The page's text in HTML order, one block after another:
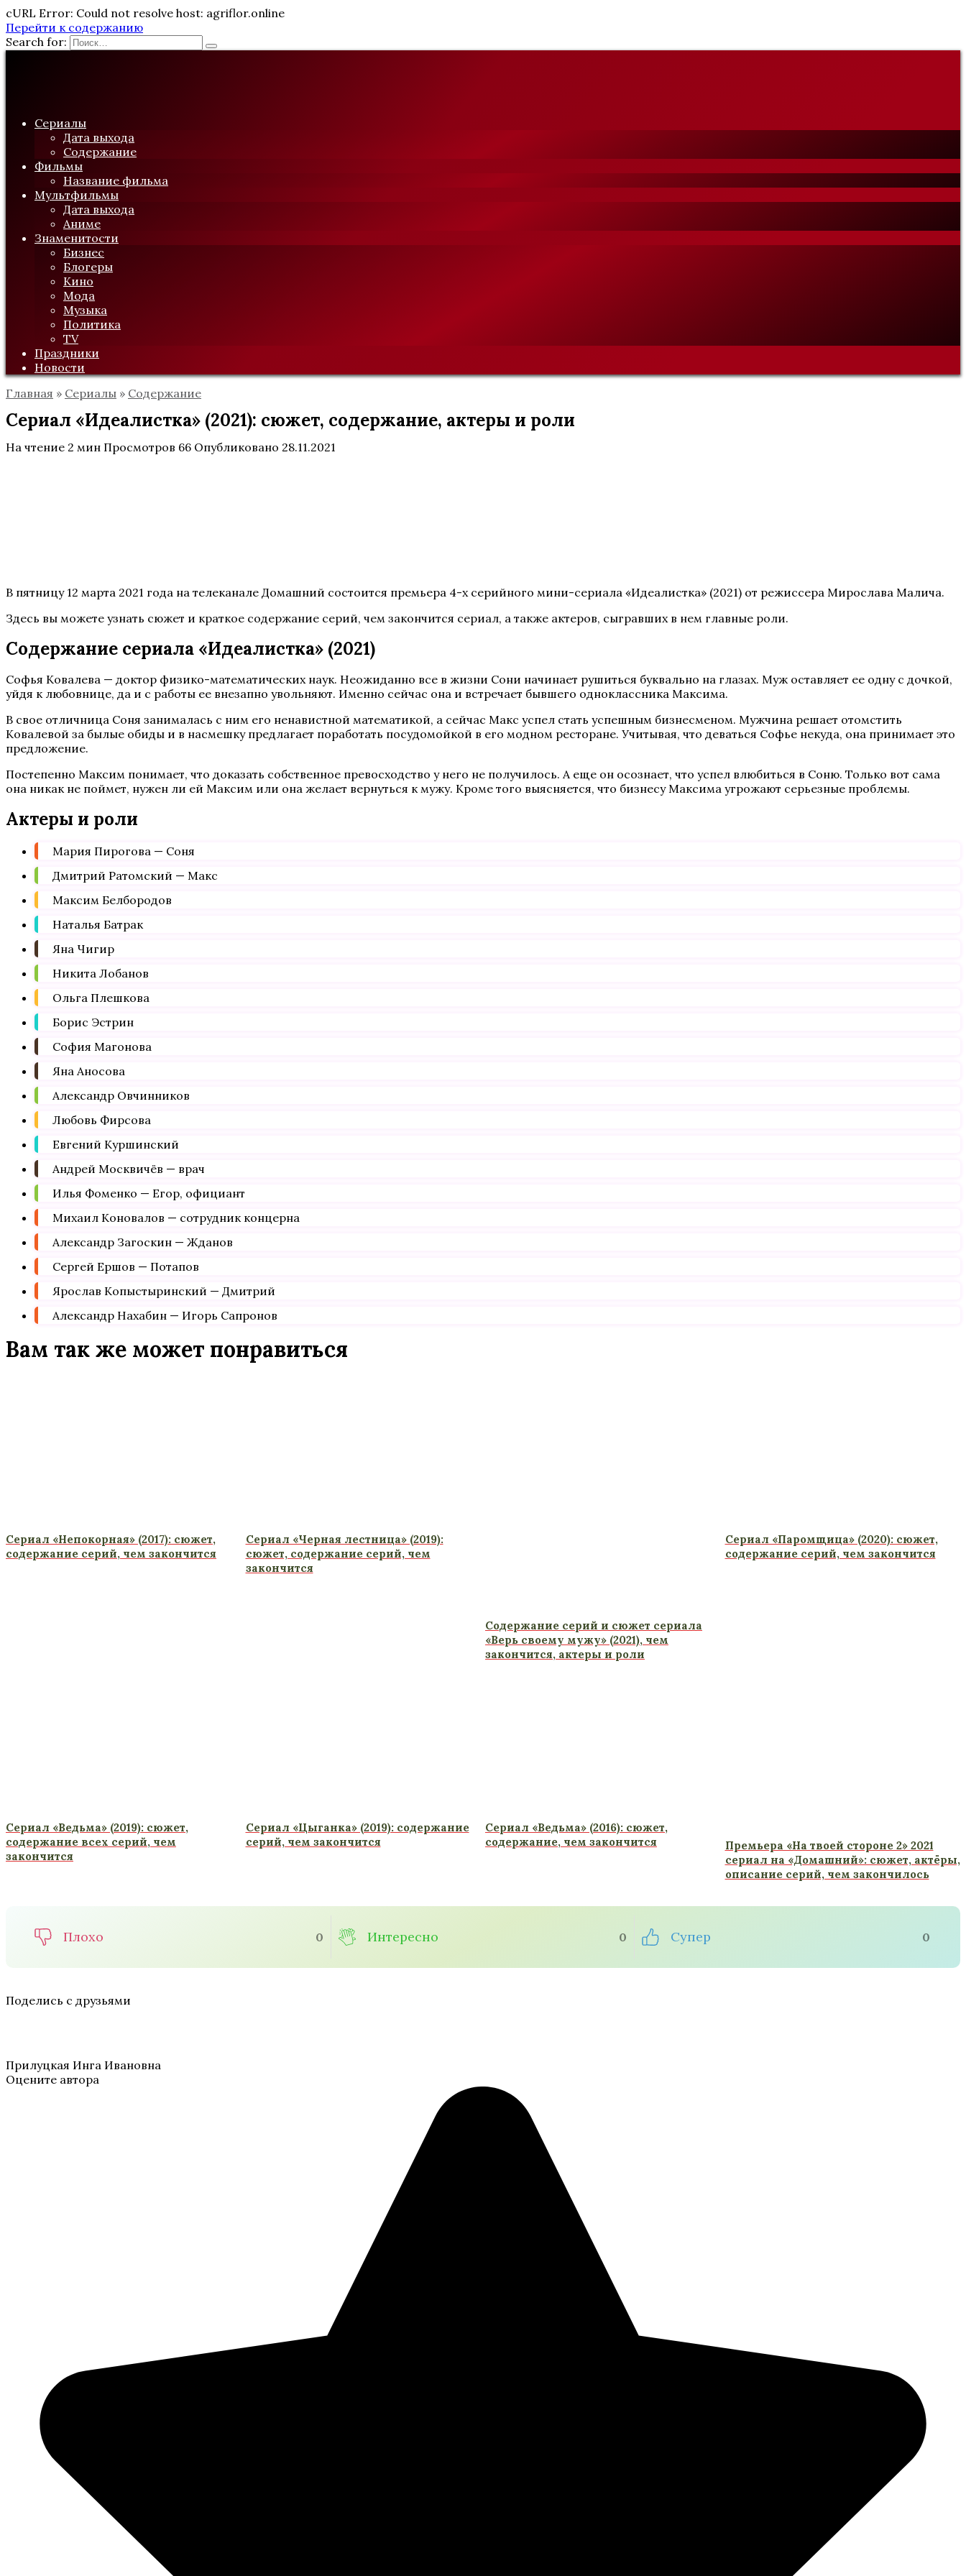
cURL Error: Could not resolve host: agriflor.online
Перейти к содержанию
Search for:
Сериалы
Дата выхода
Содержание
Фильмы
Название фильма
Мультфильмы
Дата выхода
Аниме
Знаменитости
Бизнес
Блогеры
Кино
Мода
Музыка
Политика
TV
Праздники
Новости
Главная » Сериалы » Содержание
Сериал «Идеалистка» (2021): сюжет, содержание, актеры и роли
На чтение 2 мин Просмотров 66 Опубликовано 28.11.2021
В пятницу 12 марта 2021 года на телеканале Домашний состоится премьера 4-х серийного мини-сериала «Идеалистка» (2021) от режиссера Мирослава Малича.
Здесь вы можете узнать сюжет и краткое содержание серий, чем закончится сериал, а также актеров, сыгравших в нем главные роли.
Содержание сериала «Идеалистка» (2021)
Софья Ковалева — доктор физико-математических наук. Неожиданно все в жизни Сони начинает рушиться буквально на глазах. Муж оставляет ее одну с дочкой,
уйдя к любовнице, да и с работы ее внезапно увольняют. Именно сейчас она и встречает бывшего одноклассника Максима.
В свое отличница Соня занималась с ним его ненавистной математикой, а сейчас Макс успел стать успешным бизнесменом. Мужчина решает отомстить
Ковалевой за былые обиды и в насмешку предлагает поработать посудомойкой в его модном ресторане. Учитывая, что деваться Софье некуда, она принимает это
предложение.
Постепенно Максим понимает, что доказать собственное превосходство у него не получилось. А еще он осознает, что успел влюбиться в Соню. Только вот сама
она никак не поймет, нужен ли ей Максим или она желает вернуться к мужу. Кроме того выясняется, что бизнесу Максима угрожают серьезные проблемы.
Актеры и роли
Мария Пирогова — Соня
Дмитрий Ратомский — Макс
Максим Белбородов
Наталья Батрак
Яна Чигир
Никита Лобанов
Ольга Плешкова
Борис Эстрин
София Магонова
Яна Аносова
Александр Овчинников
Любовь Фирсова
Евгений Куршинский
Андрей Москвичёв — врач
Илья Фоменко — Егор, официант
Михаил Коновалов — сотрудник концерна
Александр Загоскин — Жданов
Сергей Ершов — Потапов
Ярослав Копыстыринский — Дмитрий
Александр Нахабин — Игорь Сапронов
Вам так же может понравиться
Сериал «Непокорная» (2017): сюжет,
содержание серий, чем закончится
Сериал «Черная лестница» (2019):
сюжет, содержание серий, чем
закончится
Содержание серий и сюжет сериала
«Верь своему мужу» (2021), чем
закончится, актеры и роли
Сериал «Паромщица» (2020): сюжет,
содержание серий, чем закончится
Сериал «Ведьма» (2019): сюжет,
содержание всех серий, чем
закончится
Сериал «Цыганка» (2019): содержание
серий, чем закончится
Сериал «Ведьма» (2016): сюжет,
содержание, чем закончится
Премьера «На твоей стороне 2» 2021
сериал на «Домашний»: сюжет, актёры,
описание серий, чем закончилось
Плохо 0 Интересно 0 Супер 0
Поделись с друзьями
Прилуцкая Инга Ивановна
Оцените автора